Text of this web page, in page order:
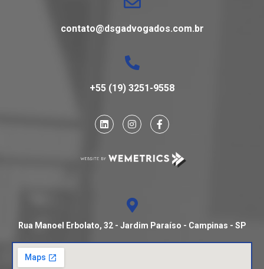
contato@dsgadvogados.com.br
+55 (19) 3251-9558
Rua Manoel Erbolato, 32 - Jardim Paraíso - Campinas - SP